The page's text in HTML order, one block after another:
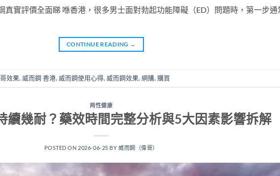
真實評價全面睇 喺香港，很多男士面對勃起功能障礙（ED）問題時，第一步通
CONTINUE READING →
效果, 威而鋼 香港, 威而鋼使用心得, 威而鋼效果,網購, 購買
两性健康
續幾耐？藥效時間完整分析與5大因素影響拆解
POSTED ON 2026-06-25 BY 威而鋼（偉哥）